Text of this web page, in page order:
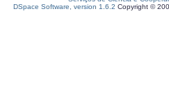
DSpace Software, version 1.6.2 Copyright ©